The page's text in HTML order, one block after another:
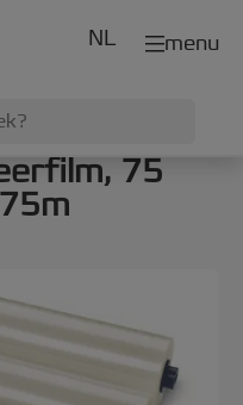
menu
NL
75